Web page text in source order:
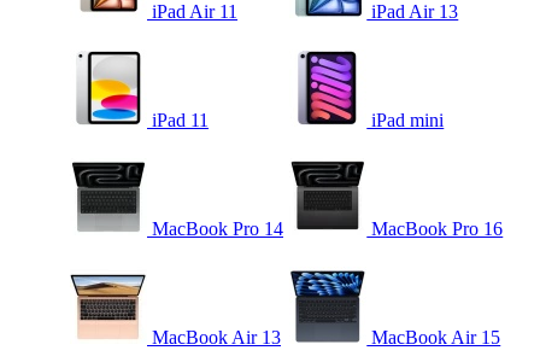
iPad Air 11 iPad Air 13
iPad 11 iPad mini
MacBook Pro 14 MacBook Pro 16
MacBook Air 13 MacBook Air 15